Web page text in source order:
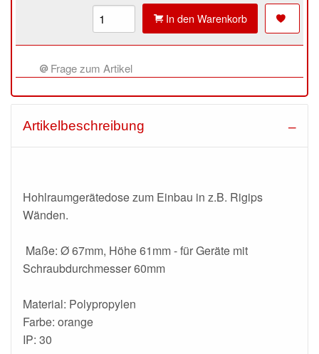
In den Warenkorb
Frage zum Artikel
Artikelbeschreibung
Hohlraumgerätedose zum Einbau in z.B. Rigips
Wänden.
Maße: Ø 67mm, Höhe 61mm - für Geräte mit
Schraubdurchmesser 60mm
Material: Polypropylen
Farbe: orange
IP: 30